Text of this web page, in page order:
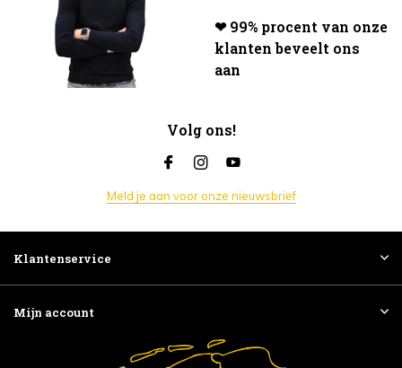
❤ 99% procent van onze
klanten beveelt ons
aan
Volg ons!
Meld je aan voor onze nieuwsbrief
Klantenservice
Mijn account